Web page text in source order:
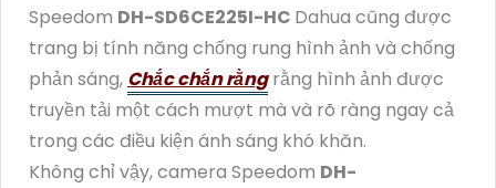
Speedom DH-SD6CE225I-HC Dahua cũng được
trang bị tính năng chống rung hình ảnh và chống
phản sáng, Chắc chắn rằngrằng hình ảnh được
truyền tải một cách mượt mà và rõ ràng ngay cả
trong các điều kiện ánh sáng khó khăn.
Không chỉ vậy, camera Speedom DH-